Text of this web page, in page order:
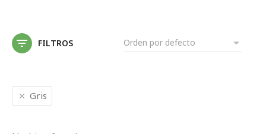
FILTROS
Gris